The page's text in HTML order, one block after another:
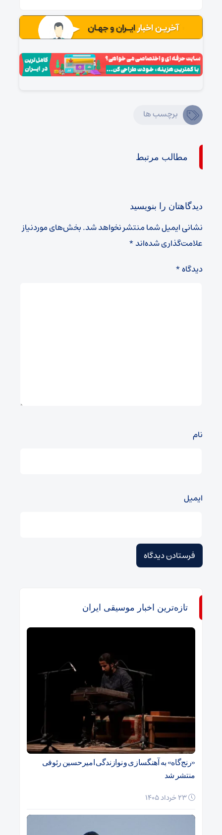
برچسب ها
مطالب مرتبط
دیدگاهتان را بنویسید
نشانی ایمیل شما منتشر نخواهد شد.بخش‌های موردنیاز
علامت‌گذاری شده‌اند*
دیدگاه*
نام
ایمیل
تازه‌ترین اخبار موسیقی ایران
«رنج‌گاه» به آهنگسازی و نوازندگی امیرحسین رئوفی
منتشر شد